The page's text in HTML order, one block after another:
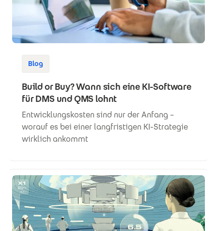
Blog
Build or Buy? Wann sich eine KI-Software
für DMS und QMS lohnt
Entwicklungskosten sind nur der Anfang –
worauf es bei einer langfristigen KI-Strategie
wirklich ankommt